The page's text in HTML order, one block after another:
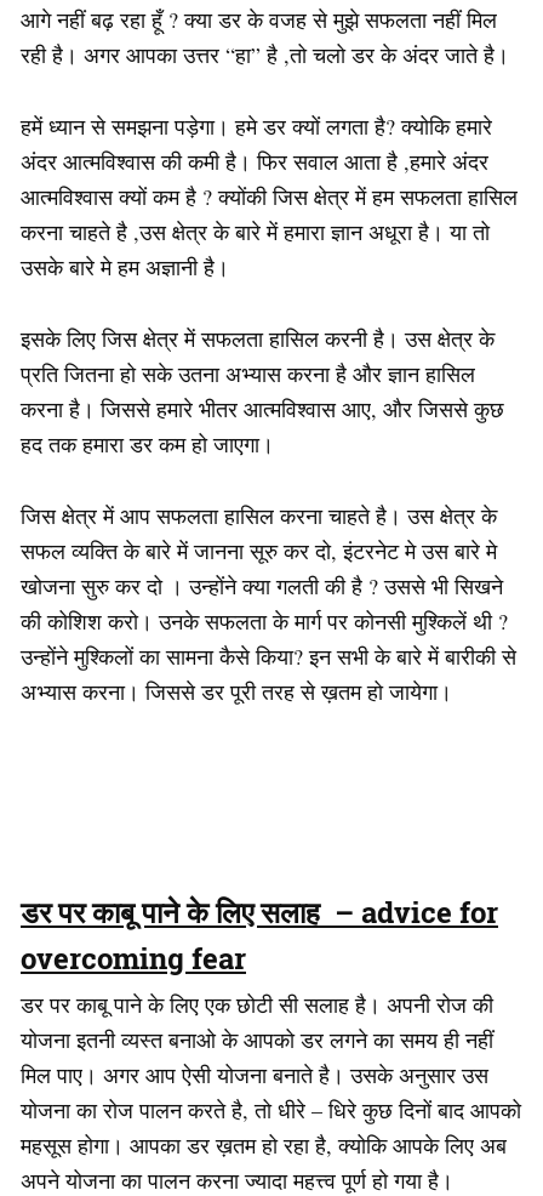
आगे नहीं बढ़ रहा हूँ ? क्या डर के वजह से मुझे सफलता नहीं मिल
रही है। अगर आपका उत्तर “हा” है ,तो चलो डर के अंदर जाते है।
हमें ध्यान से समझना पड़ेगा। हमे डर क्यों लगता है? क्योकि हमारे
अंदर आत्मविश्वास की कमी है। फिर सवाल आता है ,हमारे अंदर
आत्मविश्वास क्यों कम है ? क्योंकी जिस क्षेत्र में हम सफलता हासिल
करना चाहते है ,उस क्षेत्र के बारे में हमारा ज्ञान अधूरा है। या तो
उसके बारे मे हम अज्ञानी है।
इसके लिए जिस क्षेत्र में सफलता हासिल करनी है। उस क्षेत्र के
प्रति जितना हो सके उतना अभ्यास करना है और ज्ञान हासिल
करना है। जिससे हमारे भीतर आत्मविश्वास आए, और जिससे कुछ
हद तक हमारा डर कम हो जाएगा।
जिस क्षेत्र में आप सफलता हासिल करना चाहते है। उस क्षेत्र के
सफल व्यक्ति के बारे में जानना सूरु कर दो, इंटरनेट मे उस बारे मे
खोजना सुरु कर दो । उन्होंने क्या गलती की है ? उससे भी सिखने
की कोशिश करो। उनके सफलता के मार्ग पर कोनसी मुश्किलें थी ?
उन्होंने मुश्किलों का सामना कैसे किया? इन सभी के बारे में बारीकी से
अभ्यास करना। जिससे डर पूरी तरह से ख़तम हो जायेगा।
डर पर काबू पाने के लिए सलाह – advice for
overcoming fear
डर पर काबू पाने के लिए एक छोटी सी सलाह है। अपनी रोज की
योजना इतनी व्यस्त बनाओ के आपको डर लगने का समय ही नहीं
मिल पाए। अगर आप ऐसी योजना बनाते है। उसके अनुसार उस
योजना का रोज पालन करते है, तो धीरे – धिरे कुछ दिनों बाद आपको
महसूस होगा। आपका डर ख़तम हो रहा है, क्योकि आपके लिए अब
अपने योजना का पालन करना ज्यादा महत्त्व पूर्ण हो गया है।